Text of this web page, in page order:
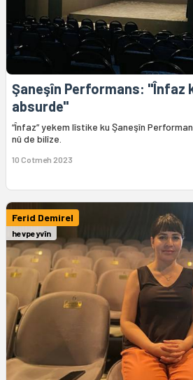
Şaneşîn Performans: "Înfaz
absurde"
“Înfaz” yekem lîstike ku Şaneşîn
nû de bilîze.
10 Cotmeh 2023
Ferid Demirel
hevpeyvîn